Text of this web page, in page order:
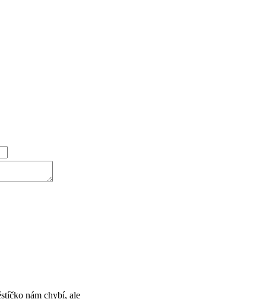
nám chybí, ale